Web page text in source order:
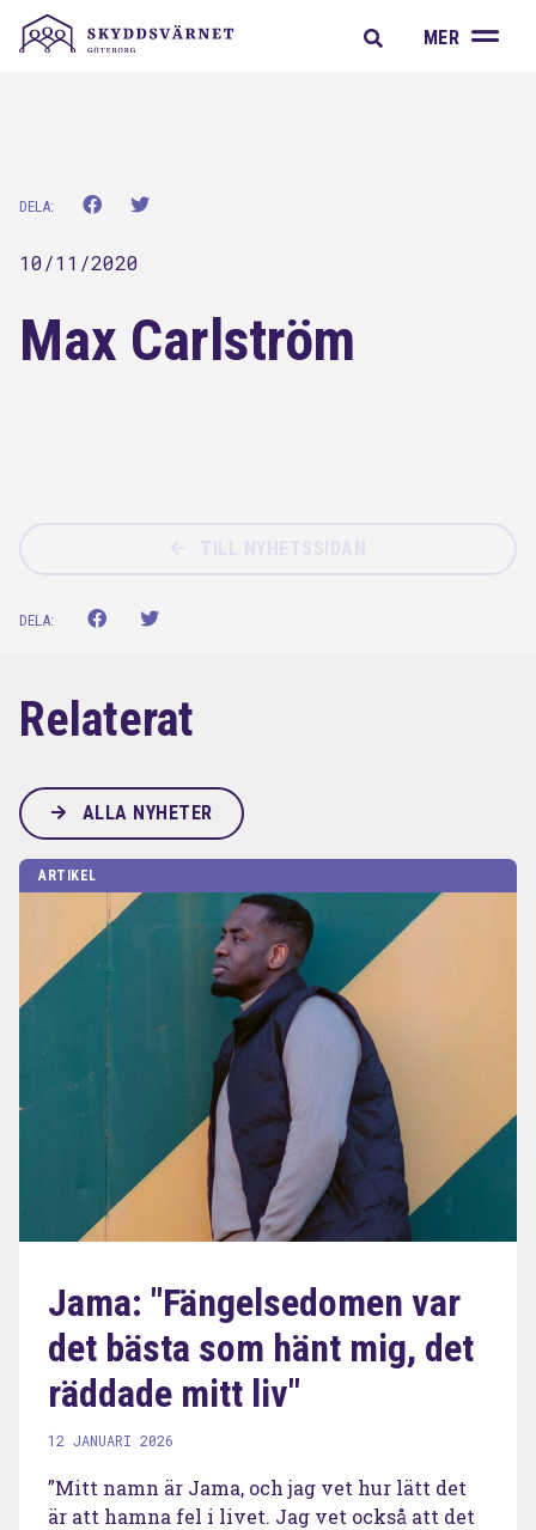
MER A
10/11/2020
DELA:
Max Carlström
DELA:
Relaterat
ALLA NYHETER
ARTIKEL
Jama: "Fängelsedomen var
det bästa som hänt mig, det
räddade mitt liv"
12 JANUARI 2026
”Mitt namn är Jama, och jag vet hur lätt det
är att hamna fel i livet. Jag vet också att det